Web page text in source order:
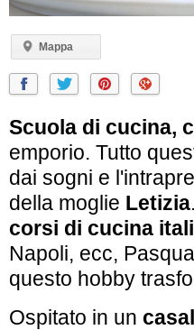
Mappa
Scuola di cucina,
emporio. Tutto
dai sogni e
della moglie Letizia
corsi di cucina
Napoli, ecc,
questo hobby
Ospitato in un